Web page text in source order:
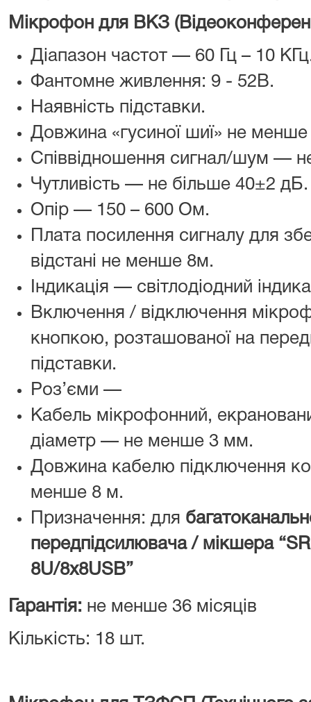
Мікрофон для ВКЗ
Діапазон частот — 60 Гц – 10
Фантомне живлення: 9 - 52В.
Наявність підставки.
Довжина «гусиної шиї» не
Співвідношення сигнал/шум —
Чутливість — не більше 40±2 дБ.
Опір — 150 – 600 Ом.
Плата посилення сигналу для
відстані не менше 8м.
Індикація — світлодіодний
Включення / відключення
кнопкою, розташованої на
підставки.
Роз’єми —
Кабель мікрофонний,
діаметр — не менше 3 мм.
Довжина кабелю підключення
менше 8 м.
Призначення: для
передпідсилювача / мікшера
8U/8x8USB”
Гарантія: не менше 36 місяців
Кількість: 18 шт.